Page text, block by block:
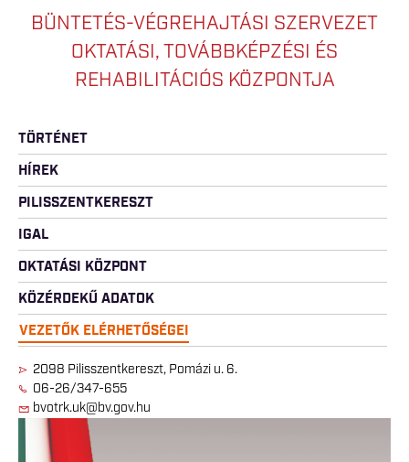
BÜNTETÉS-VÉGREHAJTÁSI SZERVEZET
OKTATÁSI, TOVÁBBKÉPZÉSI ÉS
REHABILITÁCIÓS KÖZPONTJA
TÖRTÉNET
HÍREK
PILISSZENTKERESZT
IGAL
OKTATÁSI KÖZPONT
KÖZÉRDEKŰ ADATOK
VEZETŐK ELÉRHETŐSÉGEI
2098 Pilisszentkereszt, Pomázi u. 6.
06-26/347-655
bvotrk.uk@bv.gov.hu